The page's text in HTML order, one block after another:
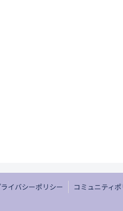
イバシーポリシー コミュニティ